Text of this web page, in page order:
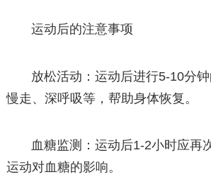
运动后的注意事项
放松活动：运动后进行5-10分
慢走、深呼吸等，帮助身体恢复。
血糖监测：运动后1-2小时应再
运动对血糖的影响。